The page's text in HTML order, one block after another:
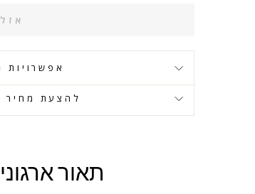
להצעת מחיר
תאור